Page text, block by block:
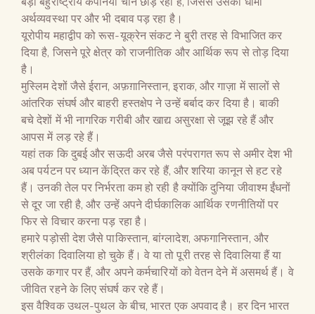
अर्थव्यवस्था पर और भी दबाव पड़ रहा है।
यूरोपीय महाद्वीप को रूस-यूक्रेन संकट ने बुरी तरह से विभाजित कर
दिया है, जिसने पूरे क्षेत्र को राजनीतिक और आर्थिक रूप से तोड़ दिया
है।
मुस्लिम देशों जैसे ईरान, अफ़ग़ानिस्तान, इराक, और गाज़ा में सालों से
आंतरिक संघर्ष और बाहरी हस्तक्षेप ने उन्हें बर्बाद कर दिया है। बाकी
बचे देशों में भी नागरिक गरीबी और खाद्य असुरक्षा से जूझ रहे हैं और
आपस में लड़ रहे हैं।
यहां तक ​​कि दुबई और सऊदी अरब जैसे परंपरागत रूप से अमीर देश भी
अब पर्यटन पर ध्यान केंद्रित कर रहे हैं, और शरिया कानून से हट रहे
हैं। उनकी तेल पर निर्भरता कम हो रही है क्योंकि दुनिया जीवाश्म ईंधनों
से दूर जा रही है, और उन्हें अपने दीर्घकालिक आर्थिक रणनीतियों पर
फिर से विचार करना पड़ रहा है।
हमारे पड़ोसी देश जैसे पाकिस्तान, बांग्लादेश, अफगानिस्तान, और
श्रीलंका दिवालिया हो चुके हैं। वे या तो पूरी तरह से दिवालिया हैं या
उसके कगार पर हैं, और अपने कर्मचारियों को वेतन देने में असमर्थ हैं। वे
जीवित रहने के लिए संघर्ष कर रहे हैं।
इस वैश्विक उथल-पुथल के बीच, भारत एक अपवाद है। हर दिन भारत